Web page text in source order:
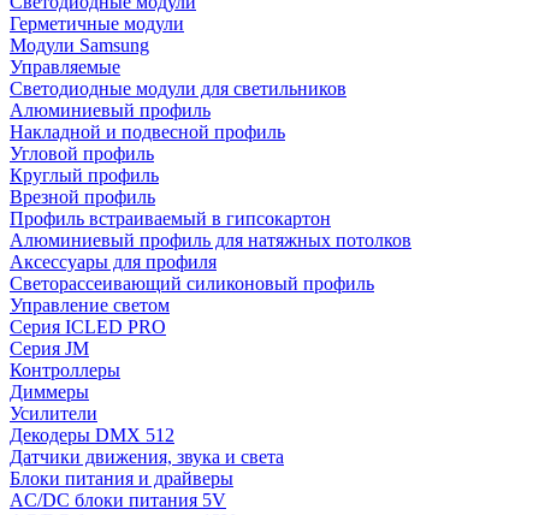
Герметичные модули
Модули Samsung
Управляемые
Светодиодные модули для светильников
Алюминиевый профиль
Накладной и подвесной профиль
Угловой профиль
Круглый профиль
Врезной профиль
Профиль встраиваемый в гипсокартон
Алюминиевый профиль для натяжных потолков
Аксессуары для профиля
Светорассеивающий силиконовый профиль
Управление светом
Серия ICLED PRO
Серия JM
Контроллеры
Диммеры
Усилители
Декодеры DMX 512
Датчики движения, звука и света
Блоки питания и драйверы
AC/DC блоки питания 5V